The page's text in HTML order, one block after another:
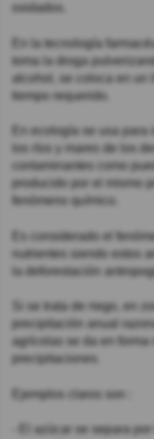
oxidados.
En la tecnología
toma la droga
alcohol, se coloca en un
tiempo requerido.
En ecología se usa
los ríos y mares de los
contaminantes como
producido por el mismo
fenómeno químico.
Es considerado el
nutrientes siendo estos
la deforestación
Si se trata de riego, en
precipitación anual
agrícolas se da en
precipitaciones.
Ejemplos claros son :
- El azúcar se separa